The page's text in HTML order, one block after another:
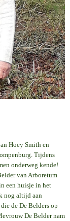
Hoey Smith en
Tijdens
onderweg kende!
van Arboretum
een huisje in het
nog altijd aan
de De Belders op
De Belder nam